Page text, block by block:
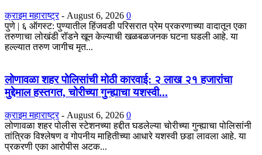
क्राइम महाराष्ट्र - August 6, 2026 0
​पुणे | ६ ऑगस्ट: पुण्यातील हिंजवडी परिसरात प्रेम प्रकरणाच्या वादातून एका
तरुणाचा लोखंडी रॉडने खून केल्याची खळबळजनक घटना घडली आहे. या
हल्ल्यात तरुण जागीच मृत...
लोणावळा शहर पोलिसांची मोठी कारवाई: २ लाख २१ हजारांचा
मुद्देमाल हस्तगत, चोरीच्या गुन्ह्याचा यशस्वी...
क्राइम महाराष्ट्र - August 6, 2026 0
​लोणावळा शहर पोलीस स्टेशनच्या हद्दीत घडलेल्या चोरीच्या गुन्ह्याचा पोलिसांनी
तांत्रिक विश्लेषण व गोपनीय माहितीच्या आधारे यशस्वी छडा लावला आहे. या
प्रकरणी एका आरोपीस अटक...